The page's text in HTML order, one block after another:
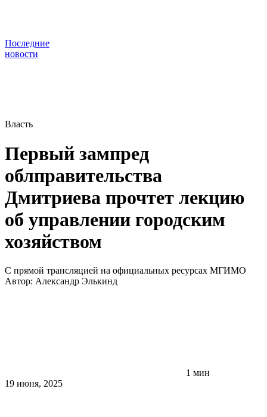
Последние
новости
Власть
Первый зампред
облправительства
Дмитриева прочтет лекцию
об управлении городским
хозяйством
С прямой трансляцией на официальных ресурсах МГИМО
Автор: Александр Элькинд
1 мин
19 июня, 2025